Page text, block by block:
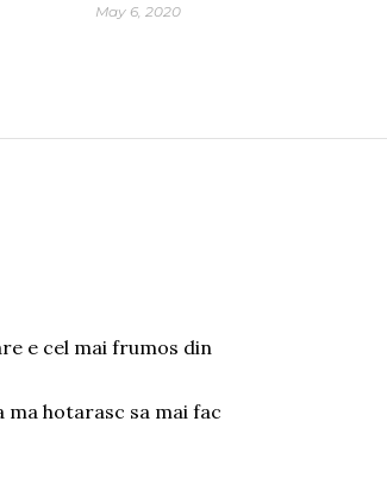
May 6, 2020
e cel mai frumos din
hotarasc sa mai fac